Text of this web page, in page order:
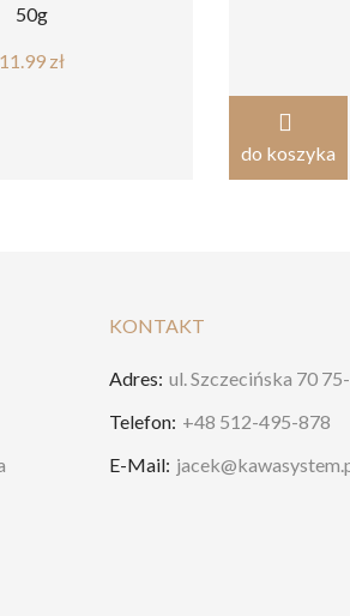
50g
11.99 zł
do koszyka
KONTAKT
Adres: ul. Szczecińska 70
Telefon: +48 512-495-878
E-Mail: